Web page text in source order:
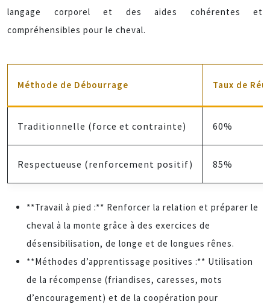
langage corporel et des aides cohérentes et
compréhensibles pour le cheval.
Méthode de Débourrage Taux de
Traditionnelle (force et contrainte) 60%
Respectueuse (renforcement positif) 85%
**Travail à pied :** Renforcer la relation et préparer le
cheval à la monte grâce à des exercices de
désensibilisation, de longe et de longues rênes.
**Méthodes d’apprentissage positives :** Utilisation
de la récompense (friandises, caresses, mots
d’encouragement) et de la coopération pour